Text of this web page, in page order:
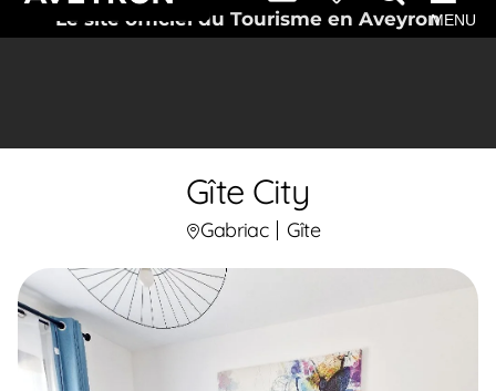
Le site officiel du Tourisme en AveyronMENU
Gîte City
Gabriac Gîte